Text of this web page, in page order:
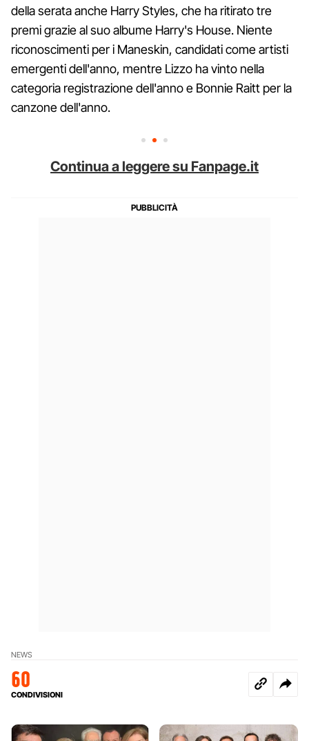
della serata anche Harry Styles, che ha ritirato tre
premi grazie al suo albume Harry's House. Niente
riconoscimenti per i Maneskin, candidati come artisti
emergenti dell'anno, mentre Lizzo ha vinto nella
categoria registrazione dell'anno e Bonnie Raitt per la
canzone dell'anno.
Continua a leggere su Fanpage.it
NEWS
60
CONDIVISIONI